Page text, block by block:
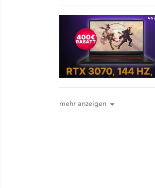
mehr anzeigen